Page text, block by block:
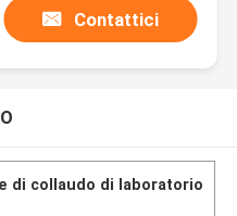
Contattici
di collaudo di laboratorio